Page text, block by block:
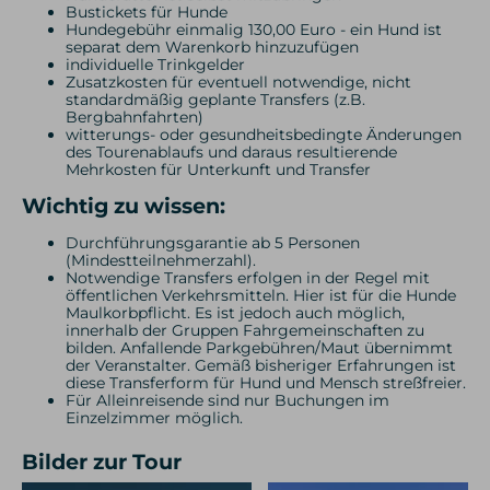
Bustickets für Hunde
Hundegebühr einmalig 130,00 Euro - ein Hund ist
separat dem Warenkorb hinzuzufügen
individuelle Trinkgelder
Zusatzkosten für eventuell notwendige, nicht
standardmäßig geplante Transfers (z.B.
Bergbahnfahrten)
witterungs- oder gesundheitsbedingte Änderungen
des Tourenablaufs und daraus resultierende
Mehrkosten für Unterkunft und Transfer
Wichtig zu wissen:
Durchführungsgarantie ab 5 Personen
(Mindestteilnehmerzahl).
Notwendige Transfers erfolgen in der Regel mit
öffentlichen Verkehrsmitteln. Hier ist für die Hunde
Maulkorbpflicht. Es ist jedoch auch möglich,
innerhalb der Gruppen Fahrgemeinschaften zu
bilden. Anfallende Parkgebühren/Maut übernimmt
der Veranstalter. Gemäß bisheriger Erfahrungen ist
diese Transferform für Hund und Mensch streßfreier.
Für Alleinreisende sind nur Buchungen im
Einzelzimmer möglich.
Bilder zur Tour